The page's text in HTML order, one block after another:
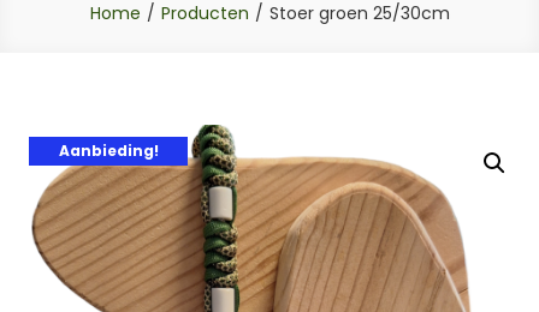
Home Producten Stoer groen 25/30cm
Aanbieding!